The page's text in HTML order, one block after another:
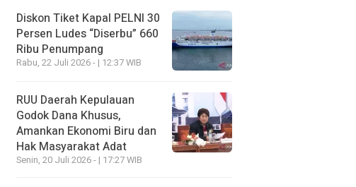
Diskon Tiket Kapal PELNI 30
Persen Ludes “Diserbu” 660
Ribu Penumpang
Rabu, 22 Juli 2026 - | 12:37 WIB
RUU Daerah Kepulauan
Godok Dana Khusus,
Amankan Ekonomi Biru dan
Hak Masyarakat Adat
Senin, 20 Juli 2026 - | 17:27 WIB